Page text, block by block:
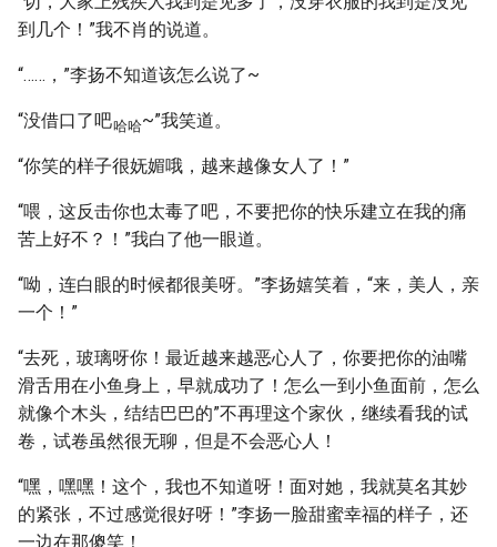
到几个！”我不肖的说道。
“……，”李扬不知道该怎么说了~
“没借口了吧哈哈~”我笑道。
“你笑的样子很妩媚哦，越来越像女人了！”
“喂，这反击你也太毒了吧，不要把你的快乐建立在我的痛
苦上好不？！”我白了他一眼道。
“呦，连白眼的时候都很美呀。”李扬嬉笑着，“来，美人，亲
一个！”
“去死，玻璃呀你！最近越来越恶心人了，你要把你的油嘴
滑舌用在小鱼身上，早就成功了！怎么一到小鱼面前，怎么
就像个木头，结结巴巴的”不再理这个家伙，继续看我的试
卷，试卷虽然很无聊，但是不会恶心人！
“嘿，嘿嘿！这个，我也不知道呀！面对她，我就莫名其妙
的紧张，不过感觉很好呀！”李扬一脸甜蜜幸福的样子，还
一边在那傻笑！